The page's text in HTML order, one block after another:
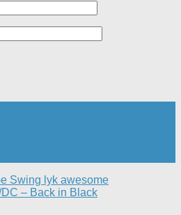
Swing lyk awesome
– Back in Black